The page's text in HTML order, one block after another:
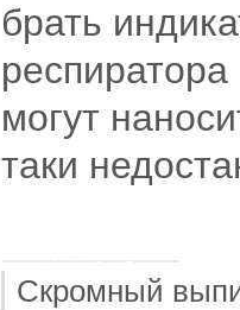
брать
могут
таки
Скромный